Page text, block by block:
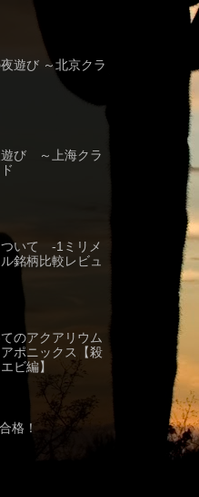
遊び ～北京クラ
遊び ～上海クラ
ついて -1ミリメ
銘柄比較レビュ
のアクアリウム
ポニックス【殺
ビ編】
格！